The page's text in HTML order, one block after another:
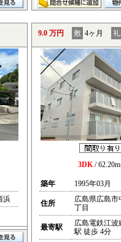
浜
9.0 万円 敷 4ヶ月 礼
3DK/ 62.20m
築年 1995年03月
住所
広島県広島市
丁目
最寄駅
広島電鉄江波
駅 徒歩 4分